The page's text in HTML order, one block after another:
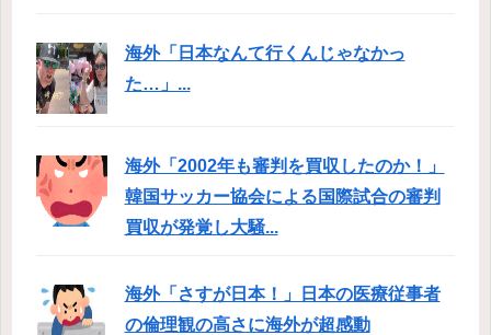
海外「日本なんて行くんじゃなかっ
た…」...
海外「2002年も審判を買収したのか！」
韓国サッカー協会による国際試合の審判
買収が発覚し大騒...
海外「さすが日本！」日本の医療従事者
の倫理観の高さに海外が超感動